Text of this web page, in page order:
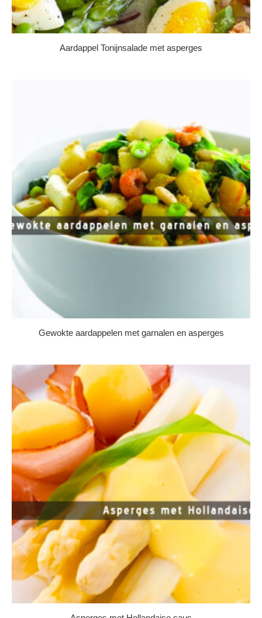
Aardappel Tonijnsalade met asperges
Gewokte aardappelen met garnalen en asperges